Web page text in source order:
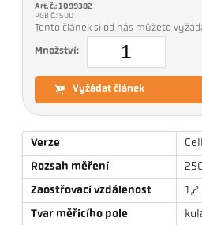
Art. č.: 1099382
PGB č.: 500
Tento článek si od nás můžete
Množství:
Vyžádat článek
Verze
Rozsah měření
Zaostřovací vzdálenost
Tvar měřicího pole